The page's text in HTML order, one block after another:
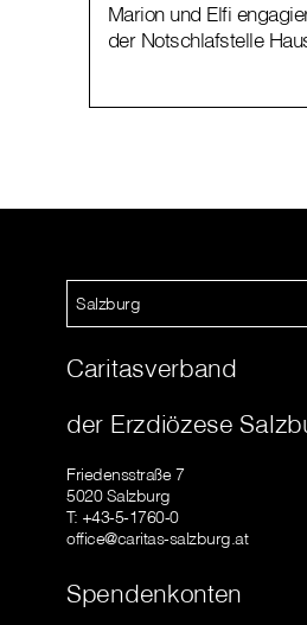
Marion und Elfi
der Notschlafstelle
Salzburg
Caritasverband
der Erzdiözese
Friedensstraße 7
5020 Salzburg
T: +43-5-1760-0
office@caritas-salzburg.at
Spendenkonten